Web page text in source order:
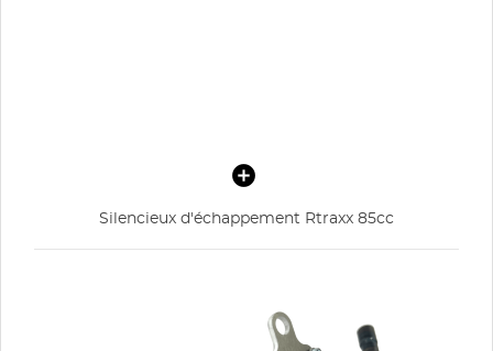
Silencieux d'échappement Rtraxx 85cc